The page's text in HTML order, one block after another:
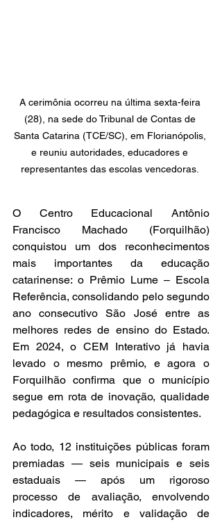
A cerimônia ocorreu na última sexta-feira
(28), na sede do Tribunal de Contas de
Santa Catarina (TCE/SC), em Florianópolis,
e reuniu autoridades, educadores e
representantes das escolas vencedoras.
O Centro Educacional Antônio
Francisco Machado (Forquilhão)
conquistou um dos reconhecimentos
mais importantes da educação
catarinense: o Prêmio Lume – Escola
Referência, consolidando pelo segundo
ano consecutivo São José entre as
melhores redes de ensino do Estado.
Em 2024, o CEM Interativo já havia
levado o mesmo prêmio, e agora o
Forquilhão confirma que o município
segue em rota de inovação, qualidade
pedagógica e resultados consistentes.
Ao todo, 12 instituições públicas foram
premiadas — seis municipais e seis
estaduais — após um rigoroso
processo de avaliação, envolvendo
indicadores, mérito e validação de